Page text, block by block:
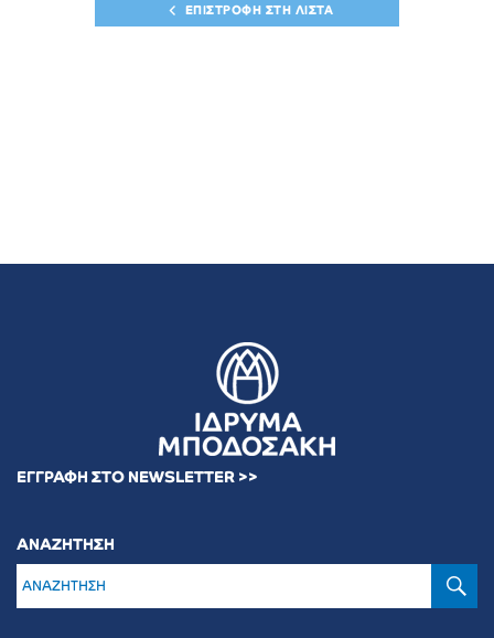
ΕΠΙΣΤΡΟΦΗ ΣΤΗ ΛΙΣΤΑ
ΕΓΓΡΑΦΗ ΣΤΟ NEWSLETTER >>
ΑΝΑΖΗΤΗΣΗ